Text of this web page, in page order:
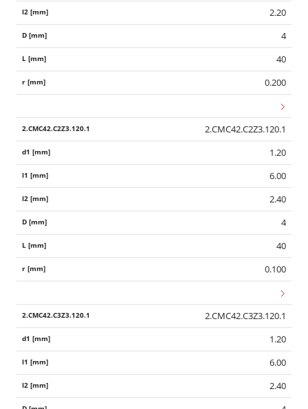
2.20
4
40
0.200
2.CMC42.C2Z3.120.1
1.20
6.00
2.40
4
40
0.100
2.CMC42.C3Z3.120.1
1.20
6.00
2.40